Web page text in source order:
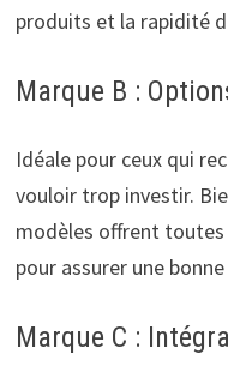
produits et la rapidité
Marque B :
Idéale pour ceux qui
vouloir trop investir.
modèles offrent
pour assurer une
Marque C :